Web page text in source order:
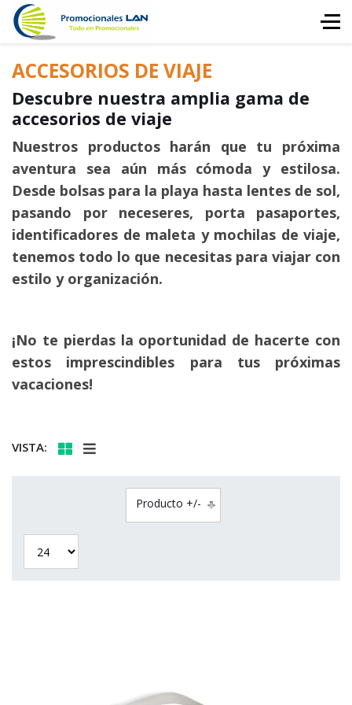
ACCESORIOS DE VIAJE
Descubre nuestra amplia gama de
accesorios de viaje
Nuestros productos harán que tu próxima
aventura sea aún más cómoda y estilosa.
Desde bolsas para la playa hasta lentes de sol,
pasando por neceseres, porta pasaportes,
identificadores de maleta y mochilas de viaje,
tenemos todo lo que necesitas para viajar con
estilo y organización.
¡No te pierdas la oportunidad de hacerte con
estos imprescindibles para tus próximas
vacaciones!
VISTA:
Producto +/-